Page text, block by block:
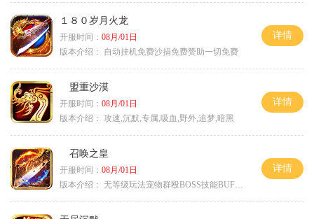
１８０岁月火龙
开服时间： 08月/01日
版本介绍：
自动挂机免费沙捐免费赞助一切免费
详情
盟重沙漠
开服时间： 08月/01日
版本介绍： 攻速,沉默,专属,吸血,野外,追梦,暗黑
详情
召唤之皇
开服时间： 08月/01日
版本介绍： 无等级玩法宠物群殴BOSS技能BUFF铭文B
详情